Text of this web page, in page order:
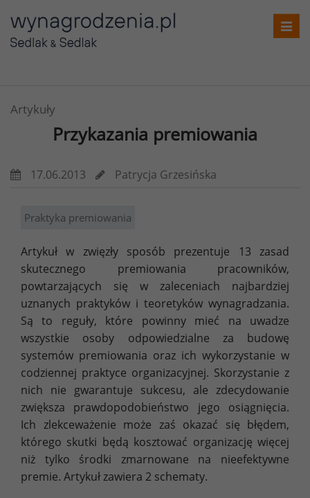
Artykuły
Przykazania premiowania
17.06.2013 Patrycja Grzesińska
Praktyka premiowania
Artykuł w zwięzły sposób prezentuje 13 zasad
skutecznego premiowania pracowników,
powtarzających się w zaleceniach najbardziej
uznanych praktyków i teoretyków wynagradzania.
Są to reguły, które powinny mieć na uwadze
wszystkie osoby odpowiedzialne za budowę
systemów premiowania oraz ich wykorzystanie w
codziennej praktyce organizacyjnej. Skorzystanie z
nich nie gwarantuje sukcesu, ale zdecydowanie
zwiększa prawdopodobieństwo jego osiągnięcia.
Ich zlekceważenie może zaś okazać się błędem,
którego skutki będą kosztować organizację więcej
niż tylko środki zmarnowane na nieefektywne
premie. Artykuł zawiera 2 schematy.